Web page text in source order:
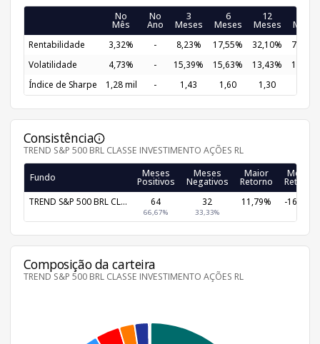
No
Mês
No
Ano
3
Meses
6
Meses
12
Meses Meses
Rentabilidade 3,32% - 8,23% 17,55% 32,10%
Volatilidade
4,73% - 15,39% 15,63% 13,43%
Índice de Sharpe
1,28 mil - 1,43 1,60 1,30
Consistência
TREND S&P 500 BRL CLASSE INVESTIMENTO AÇÕES RL
Fundo Meses
Positivos
Meses
Negativos
Maior
Retorno
Menor
Retorno
TREND S&P 500 BRL CL... 64
66,67%
32
33,33%
11,79% -16,55%
Composição da carteira
TREND S&P 500 BRL CLASSE INVESTIMENTO AÇÕES RL